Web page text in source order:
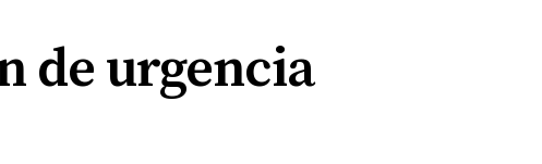
de urgencia